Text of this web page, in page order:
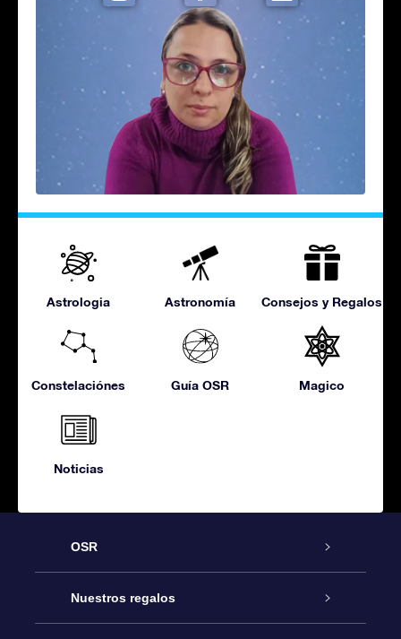
Astrologia Astronomía Consejos y Regalos
Constelaciónes Guía OSR Magico
Noticias
OSR
Atención
Nuestros regalos